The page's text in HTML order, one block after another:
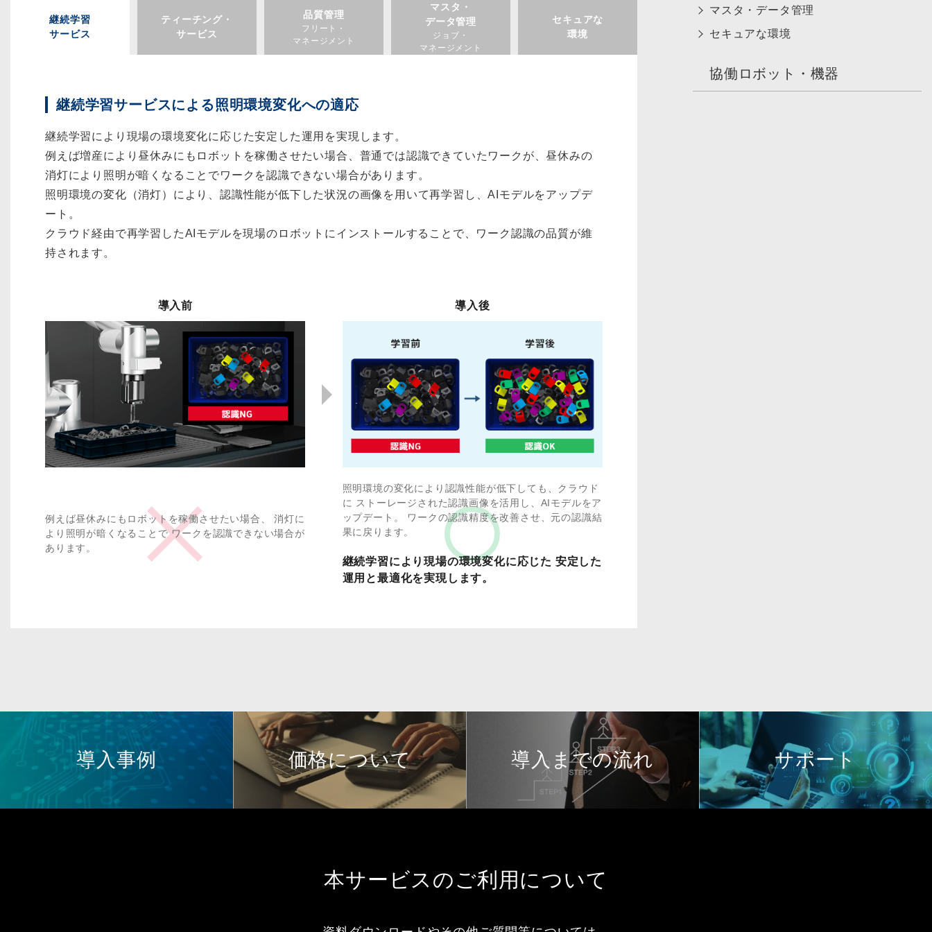
継続学習
サービス
ティーチング・
サービス
品質管理
フリート・
マネージメント
マスタ・
データ管理
ジョブ・
マネージメント
セキュアな
環境
継続学習サービスによる照明環境変化への適応
継続学習により現場の環境変化に応じた安定した運用を実現します。
例えば増産により昼休みにもロボットを稼働させたい場合、普通では認識できていたワークが、昼休みの
消灯により照明が暗くなることでワークを認識できない場合があります。
照明環境の変化（消灯）により、認識性能が低下した状況の画像を用いて再学習し、AIモデルをアップデ
ート。
クラウド経由で再学習したAIモデルを現場のロボットにインストールすることで、ワーク認識の品質が維
持されます。
導入前
例えば昼休みにもロボットを稼働させたい場合、
消灯に
より照明が暗くなることでワークを認識できない場合が
あります。
導入後
照明環境の変化により認識性能が低下しても、クラウド
に ストーレージされた認識画像を活用し、AIモデルをア
ップデート。
ワークの認識精度を改善させ、元の認識結
果に戻ります。
継続学習により現場の環境変化に応じた 安定した
運用と最適化を実現します。
マスタ・データ管理
セキュアな環境
協働ロボット・機器
導入事例 価格について 導入までの流れ サポート
本サービスのご利用について